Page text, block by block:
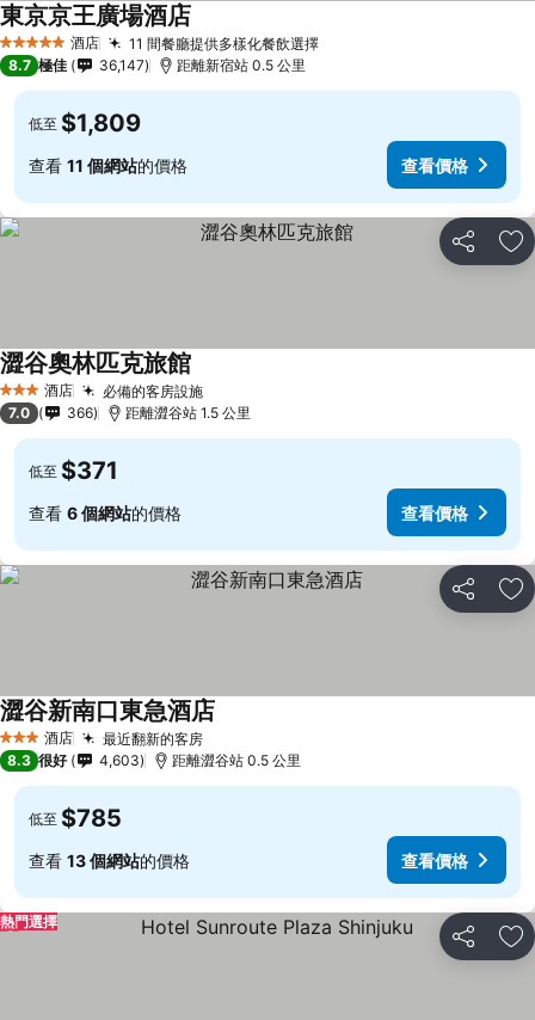
5 星級 酒店 11 間餐廳提供多樣化餐飲選擇
東京京王廣場酒店
8.7 極佳 36,147 距離新宿站 0.5 公里
低至 $1,809
查看 11 個網站的價格 查看價格
分享 放
3 星級 酒店 必備的客房設施
澀谷奧林匹克旅館
7.0 366 距離澀谷站 1.5 公里
低至 $371
查看 6 個網站的價格 查看價格
分享 放
3 星級 酒店 最近翻新的客房
澀谷新南口東急酒店
8.3 很好 4,603 距離澀谷站 0.5 公里
低至 $785
查看 13 個網站的價格 查看價格
分享 放
熱門選擇